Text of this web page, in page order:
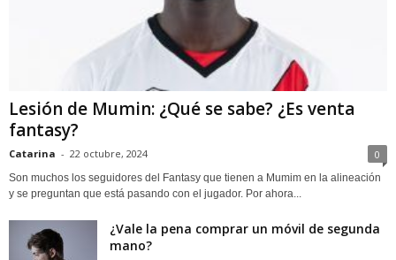
Lesión de Mumin: ¿Qué se sabe? ¿Es venta
fantasy?
Catarina - 22 octubre, 2024 0
Son muchos los seguidores del Fantasy que tienen a Mumim en la alineación
y se preguntan que está pasando con el jugador. Por ahora...
¿Vale la pena comprar un móvil de segunda
mano?